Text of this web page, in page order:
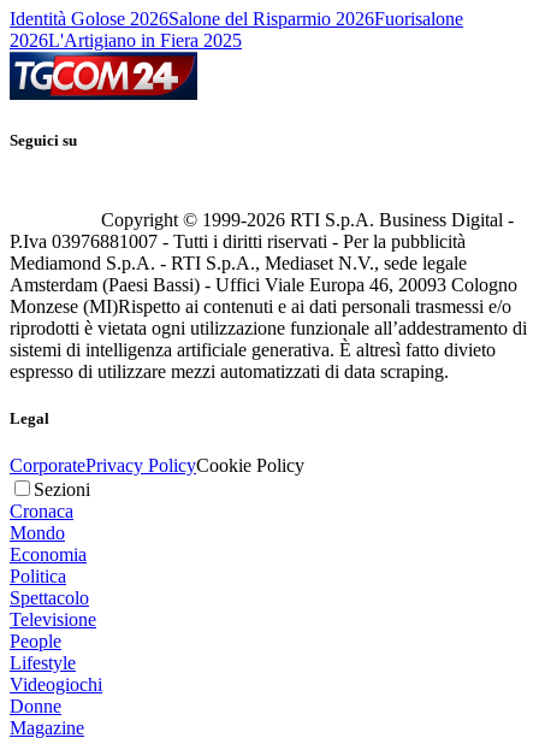
Identità Golose 2026Salone del Risparmio 2026Fuorisalone
2026L'Artigiano in Fiera 2025
Seguici su
Copyright © 1999-2026 RTI S.p.A. Business Digital -
P.Iva 03976881007 - Tutti i diritti riservati - Per la pubblicità
Mediamond S.p.A. - RTI S.p.A., Mediaset N.V., sede legale
Amsterdam (Paesi Bassi) - Uffici Viale Europa 46, 20093 Cologno
Monzese (MI)Rispetto ai contenuti e ai dati personali trasmessi e/o
riprodotti è vietata ogni utilizzazione funzionale all’addestramento di
sistemi di intelligenza artificiale generativa. È altresì fatto divieto
espresso di utilizzare mezzi automatizzati di data scraping.
Legal
CorporatePrivacy PolicyCookie Policy
Sezioni
Cronaca
Mondo
Economia
Politica
Spettacolo
Televisione
People
Lifestyle
Videogiochi
Donne
Magazine